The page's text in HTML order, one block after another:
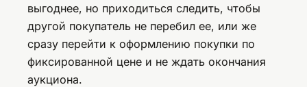
выгоднее, но приходиться следить, чтобы
другой покупатель не перебил ее, или же
сразу перейти к оформлению покупки по
фиксированной цене и не ждать окончания
аукциона.